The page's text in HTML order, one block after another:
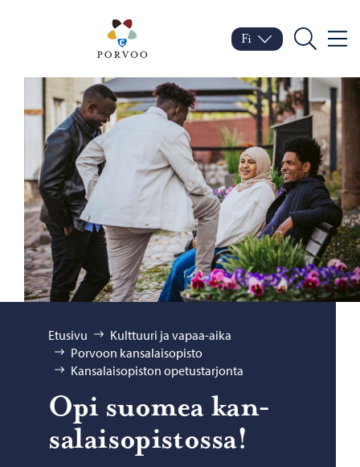
Porvoo – Siirry
Vaihda kieltä
Nykyinen kieli: Suomi
Fi
Hae
Selaa:
Etusivu
Kulttuuri ja vapaa-aika
Porvoon kansalaisopisto
Kansalaisopiston opetustarjonta
Opi suo­mea kan­
sa­lais­opis­tos­sa!